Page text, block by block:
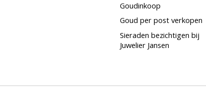
Goudinkoop
Goud per post verkopen
Sieraden bezichtigen bij
Juwelier Jansen